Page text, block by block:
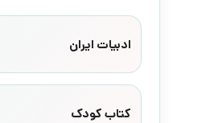
ادبیات ایران
کتاب کودک